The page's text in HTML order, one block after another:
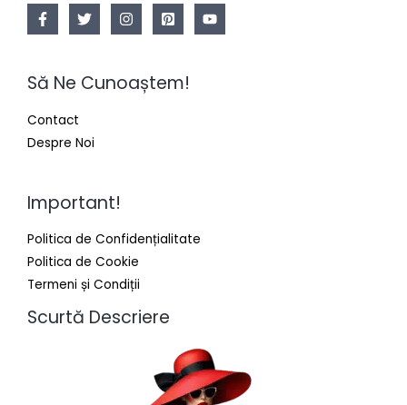
Să Ne Cunoaștem!
Contact
Despre Noi
Important!
Politica de Confidențialitate
Politica de Cookie
Termeni și Condiții
Scurtă Descriere